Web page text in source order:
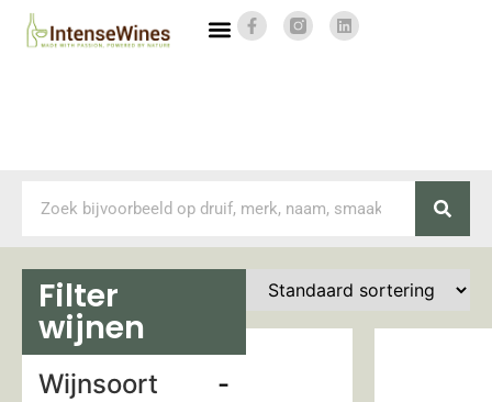
Filter
wijnen
Wijnsoort -